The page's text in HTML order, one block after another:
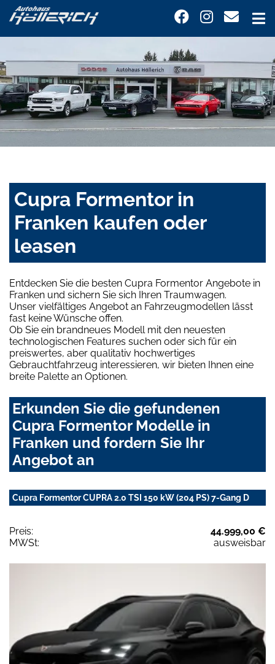
Cupra Formentor in
Franken kaufen oder
leasen
Entdecken Sie die besten Cupra Formentor Angebote in
Franken und sichern Sie sich Ihren Traumwagen.
Unser vielfältiges Angebot an Fahrzeugmodellen lässt
fast keine Wünsche offen.
Ob Sie ein brandneues Modell mit den neuesten
technologischen Features suchen oder sich für ein
preiswertes, aber qualitativ hochwertiges
Gebrauchtfahrzeug interessieren, wir bieten Ihnen eine
breite Palette an Optionen.
Erkunden Sie die gefundenen
Cupra Formentor Modelle in
Franken und fordern Sie Ihr
Angebot an
Cupra Formentor CUPRA 2.0 TSI 150 kW (204 PS) 7-Gang D
Preis:
44.999,00 €
MWSt:
ausweisbar